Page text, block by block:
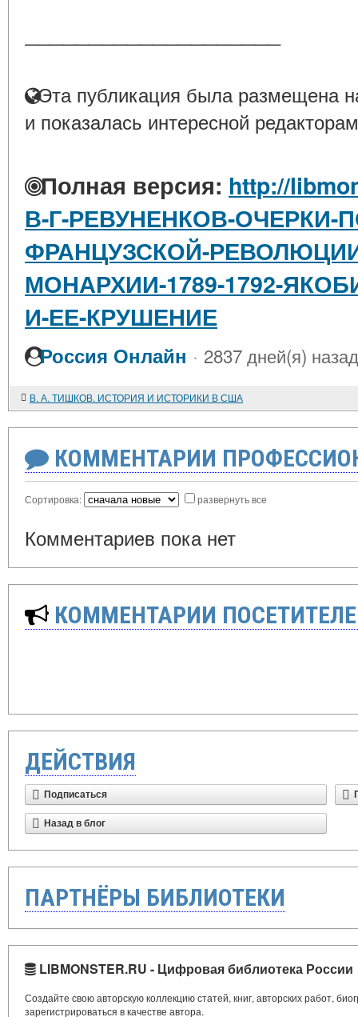
Эта публикация была размещена
и показалась интересной
Полная версия: http://
В-Г-РЕВУНЕНКОВ-ОЧЕРКИ-
ФРАНЦУЗСКОЙ-
МОНАРХИИ-1789-1792-
И-ЕЕ-КРУШЕНИЕ
Россия Онлайн · 2837 дней(я) назад
В. А. ТИШКОВ. ИСТОРИЯ И ИСТОРИКИ В США
КОММЕНТАРИИ
Сортировка: развернуть все
Комментариев пока нет
КОММЕНТАРИИ
ДЕЙСТВИЯ
Подписаться
Назад в блог
ПАРТНЁРЫ БИБЛИОТЕКИ
LIBMONSTER.RU - Цифровая библиотека России
Создайте свою авторскую коллекцию статей, книг, авторских работ,
зарегистрироваться в качестве автора.